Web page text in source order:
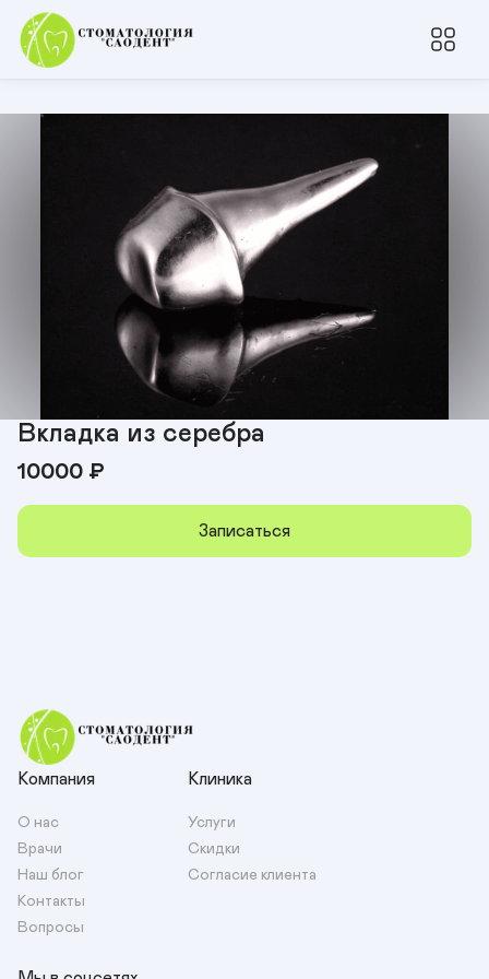
Вкладка из серебра
10000 ₽
Записаться
Компания
О нас
Врачи
Наш блог
Контакты
Вопросы
Клиника
Услуги
Скидки
Согласие клиента